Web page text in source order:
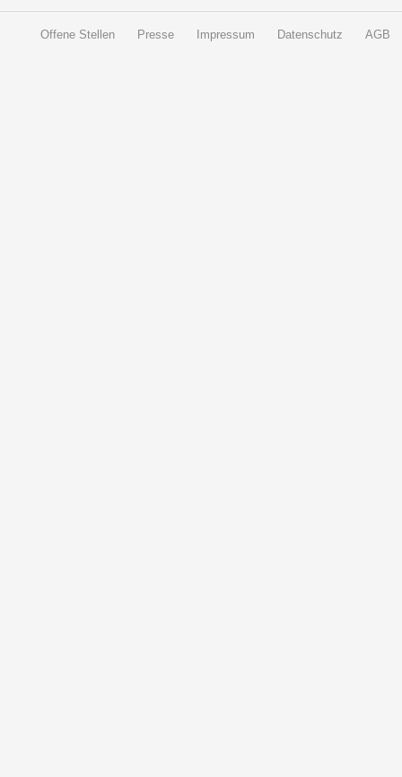
Offene Stellen Presse Impressum Datenschutz AGB